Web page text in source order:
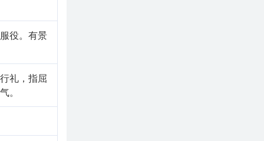
役。有景
礼，指屈
。